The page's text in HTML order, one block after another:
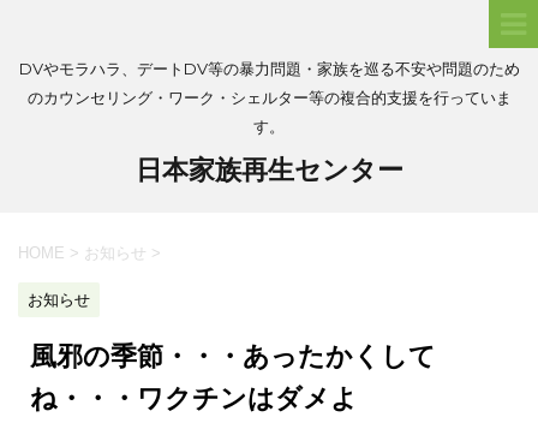
DVやモラハラ、デートDV等の暴力問題・家族を巡る不安や問題のため
のカウンセリング・ワーク・シェルター等の複合的支援を行っていま
す。
日本家族再生センター
HOME > お知らせ >
お知らせ
風邪の季節・・・あったかくして
ね・・・ワクチンはダメよ